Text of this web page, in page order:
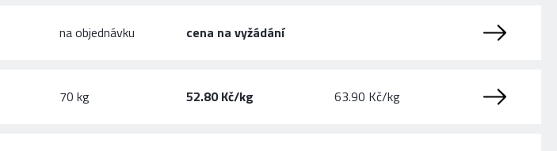
na objednávku cena na vyžádání
70 kg 52.80 Kč/kg 63.90 Kč/kg